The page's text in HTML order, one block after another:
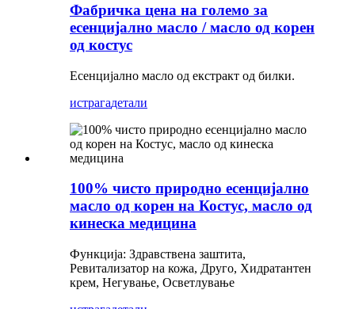
Фабричка цена на големо за
есенцијално масло / масло од корен
од костус
Есенцијално масло од екстракт од билки.
истрагадетали
100% чисто природно есенцијално
масло од корен на Костус, масло од
кинеска медицина
Функција: Здравствена заштита,
Ревитализатор на кожа, Друго, Хидратантен
крем, Негување, Осветлување